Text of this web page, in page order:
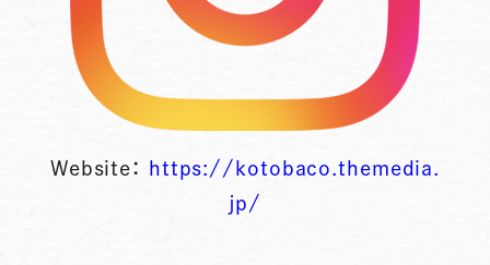
Website：
https://kotobaco.themedia.
jp/